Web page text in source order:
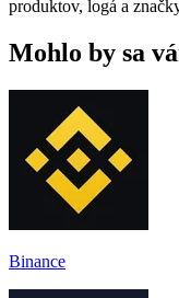
produktov, logá a
Mohlo by sa
Binance